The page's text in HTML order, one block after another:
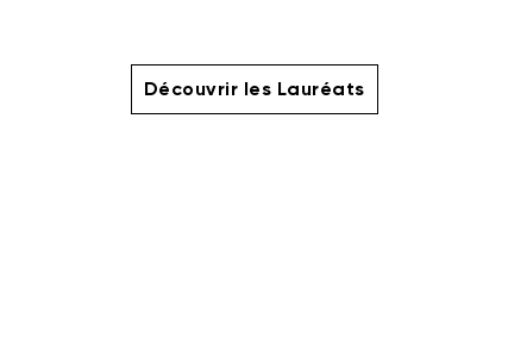
Découvrir les Lauréats